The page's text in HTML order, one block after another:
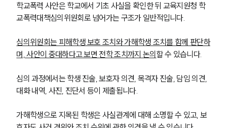
학교폭력 사안은 학교에서 기초 사실을 확인한 뒤 교육지원청 학
교폭력대책심의위원회로 넘어가는 구조가 일반적입니다.
심의위원회는 피해학생 보호 조치와 가해학생 조치를 함께 판단하
며, 사안이 중대하다고 보면 전학 조치까지 논의 할 수 있습니다.
심의 과정에서는 학생 진술, 보호자 의견, 목격자 진술, 담임 의견,
대화 내역, 사진, 진단서 등이 제출됩니다.
가해학생으로 지목된 학생은 사실관계에 대해 소명할 수 있고, 보